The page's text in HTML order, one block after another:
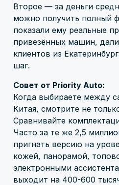
Второе — за деньги
можно получить полный
показали ему реальные
привезённых машин,
клиентов из
шаг.
Совет от Priority Auto:
Когда выбираете между
Китая, смотрите не
Сравнивайте
Часто за те же 2,5
пригнать версию на
кожей, панорамой,
электронными
выходит на 400-600